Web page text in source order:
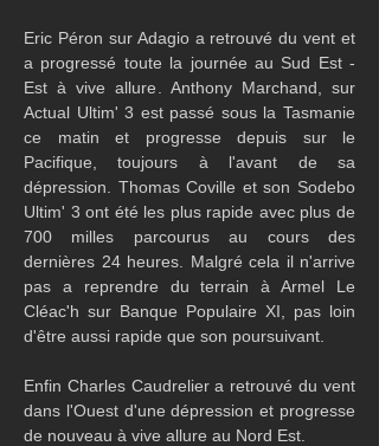
Eric Péron sur Adagio a retrouvé du vent et
a progressé toute la journée au Sud Est -
Est à vive allure. Anthony Marchand, sur
Actual Ultim' 3 est passé sous la Tasmanie
ce matin et progresse depuis sur le
Pacifique, toujours à l'avant de sa
dépression. Thomas Coville et son Sodebo
Ultim' 3 ont été les plus rapide avec plus de
700 milles parcourus au cours des
dernières 24 heures. Malgré cela il n'arrive
pas a reprendre du terrain à Armel Le
Cléac'h sur Banque Populaire XI, pas loin
d'être aussi rapide que son poursuivant.
Enfin Charles Caudrelier a retrouvé du vent
dans l'Ouest d'une dépression et progresse
de nouveau à vive allure au Nord Est.